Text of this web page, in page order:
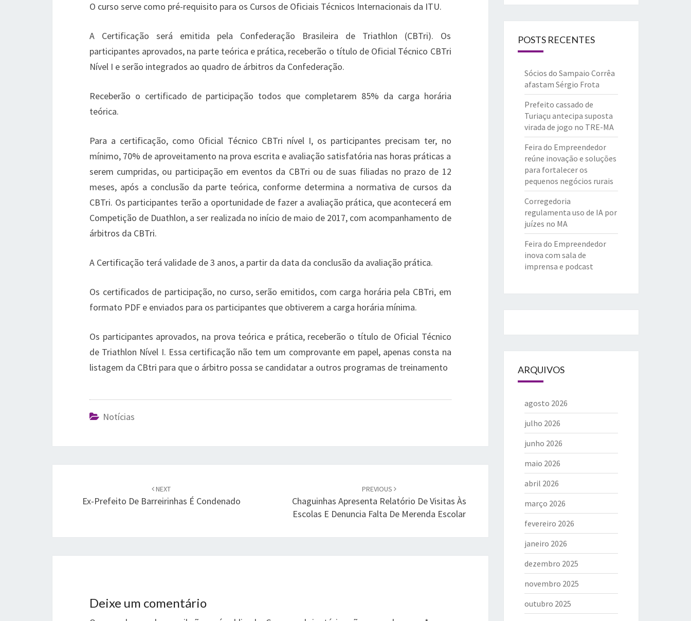
O curso serve como pré-requisito para os Cursos de Oficiais Técnicos Internacionais da ITU.
A Certificação será emitida pela Confederação Brasileira de Triathlon (CBTri). Os
participantes aprovados, na parte teórica e prática, receberão o título de Oficial Técnico CBTri
Nível I e serão integrados ao quadro de árbitros da Confederação.
Receberão o certificado de participação todos que completarem 85% da carga horária
teórica.
Para a certificação, como Oficial Técnico CBTri nível I, os participantes precisam ter, no
mínimo, 70% de aproveitamento na prova escrita e avaliação satisfatória nas horas práticas a
serem cumpridas, ou participação em eventos da CBTri ou de suas filiadas no prazo de 12
meses, após a conclusão da parte teórica, conforme determina a normativa de cursos da
CBTri. Os participantes terão a oportunidade de fazer a avaliação prática, que acontecerá em
Competição de Duathlon, a ser realizada no início de maio de 2017, com acompanhamento de
árbitros da CBTri.
A Certificação terá validade de 3 anos, a partir da data da conclusão da avaliação prática.
Os certificados de participação, no curso, serão emitidos, com carga horária pela CBTri, em
formato PDF e enviados para os participantes que obtiverem a carga horária mínima.
Os participantes aprovados, na prova teórica e prática, receberão o título de Oficial Técnico
de Triathlon Nível I. Essa certificação não tem um comprovante em papel, apenas consta na
listagem da CBtri para que o árbitro possa se candidatar a outros programas de treinamento
Notícias
NEXT
Ex-Prefeito De Barreirinhas É Condenado
PREVIOUS
Chaguinhas Apresenta Relatório De Visitas Às
Escolas E Denuncia Falta De Merenda Escolar
Deixe um comentário
POSTS RECENTES
Sócios do Sampaio Corrêa
afastam Sérgio Frota
Prefeito cassado de
Turiaçu antecipa suposta
virada de jogo no TRE-MA
Feira do Empreendedor
reúne inovação e soluções
para fortalecer os
pequenos negócios rurais
Corregedoria
regulamenta uso de IA por
juízes no MA
Feira do Empreendedor
inova com sala de
imprensa e podcast
ARQUIVOS
agosto 2026
julho 2026
junho 2026
maio 2026
abril 2026
março 2026
fevereiro 2026
janeiro 2026
dezembro 2025
novembro 2025
outubro 2025